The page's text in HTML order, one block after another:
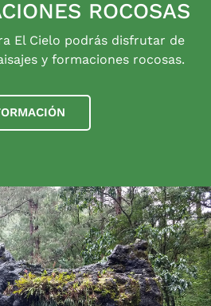
ROCOSAS
El Cielo podrás disfrutar de
y formaciones rocosas.